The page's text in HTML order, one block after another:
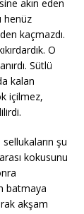
akın eden
henüz
kaçmazdı.
O
Sütlü
kalan
içilmez,
şu
kokusunu
batmaya
akşam